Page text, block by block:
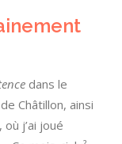
dans le
Châtillon, ainsi
j’ai joué